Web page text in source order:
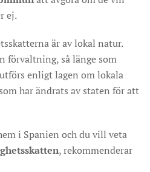
ej.
är av lokal natur.
förvaltning, så länge som
enligt lagen om lokala
har ändrats av staten för att
i Spanien och du vill veta
, rekommenderar